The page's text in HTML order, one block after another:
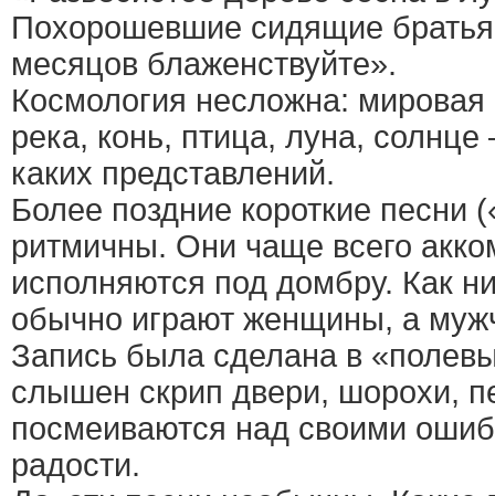
Похорошевшие сидящие
месяцов блаженствуйте».
Космология несложна:
река, конь, птица, луна, солнце
каких представлений.
Более поздние короткие песни
ритмичны. Они чаще всего
исполняются под домбру. Как
обычно играют женщины, а
Запись была сделана в
слышен скрип двери, шорохи,
посмеиваются над своими
радости.